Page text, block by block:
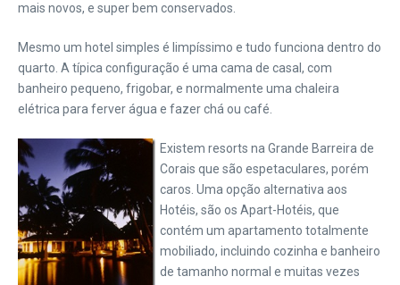
mais novos, e super bem conservados.
Mesmo um hotel simples é limpíssimo e tudo funciona dentro do
quarto. A típica configuração é uma cama de casal, com
banheiro pequeno, frigobar, e normalmente uma chaleira
elétrica para ferver água e fazer chá ou café.
Existem resorts na Grande Barreira de
Corais que são espetaculares, porém
caros. Uma opção alternativa aos
Hotéis, são os Apart-Hotéis, que
contém um apartamento totalmente
mobiliado, incluindo cozinha e banheiro
de tamanho normal e muitas vezes